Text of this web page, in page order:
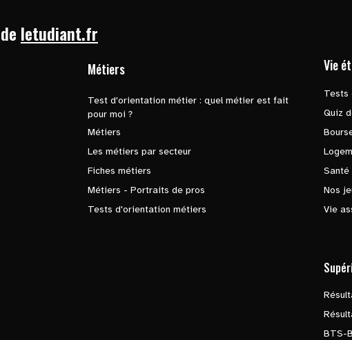
letudiant.fr
Métiers
Test d'orientation métier : quel métier est fait
pour moi ?
Métiers
Les métiers par secteur
Fiches métiers
Métiers - Portraits de pros
Tests d'orientation métiers
Vie
Tests
Quiz
Santé
Nos
Vie
BTS-